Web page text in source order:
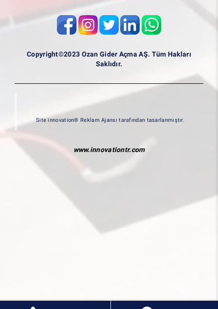
Copyright©2023 Ozan Gider Açma AŞ. Tüm Hakları
Saklıdır.
Site innovation® Reklam Ajansı tarafından tasarlanmıştır.
www.innovationtr.com